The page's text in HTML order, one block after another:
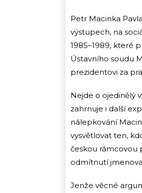
Petr Macinka
výstupech, na
1985–1989, které
Ústavního soudu
prezidentovi za
Nejde o ojedinělý
zahrnuje i další
nálepkování
vysvětlovat ten,
českou rámcovou
odmítnutí
Jenže věcné